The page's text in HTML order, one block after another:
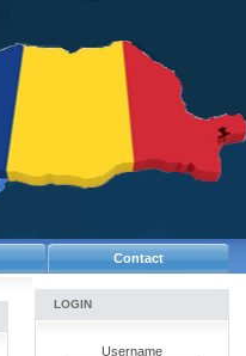
Contact
LOGIN
Username